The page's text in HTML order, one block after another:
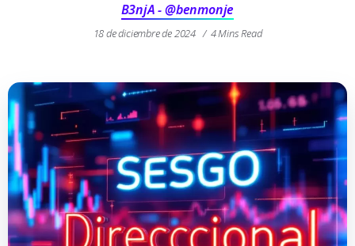
B3njA - @benmonje
18 de diciembre de 2024 4 Mins Read